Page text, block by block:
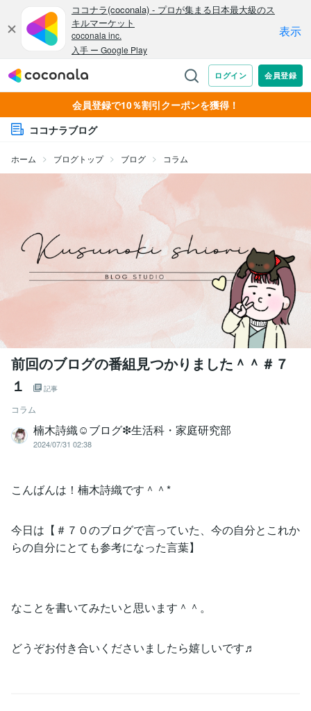
会員登録で10％割引クーポンを獲得！
ココナラブログ
ホーム ブログトップ ブログ コラム
前回のブログの番組見つかりました＾＾＃７
１
記事
コラム
楠木詩織☺︎ブログ❇︎生活科・家庭研究部
2024/07/31 02:38
こんばんは！楠木詩織です＾＾*
今日は【＃７０のブログで言っていた、今の自分とこれか
らの自分にとても参考になった言葉】
なことを書いてみたいと思います＾＾。
どうぞお付き合いくださいましたら嬉しいです♬